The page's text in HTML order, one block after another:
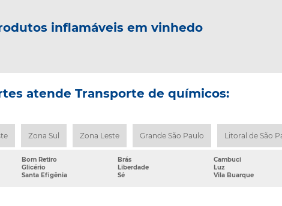
inflamáveis em vinhedo
atende Transporte de químicos:
Zona Sul Zona Leste Grande São Paulo Litoral de São
Bom Retiro Brás Cambuci
Glicério Liberdade Luz
Santa Efigênia Sé Vila Buarque